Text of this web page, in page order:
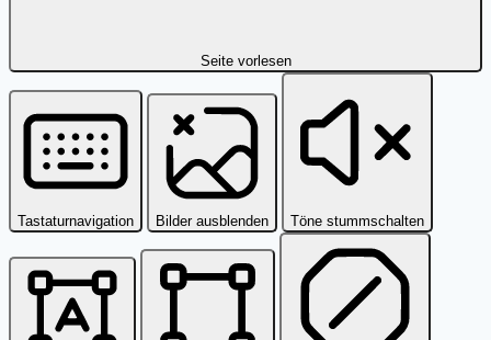
Seite vorlesen
Tastaturnavigation Bilder ausblenden Töne stummschalten